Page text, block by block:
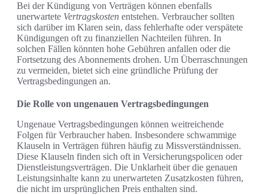
Bei der Kündigung von Verträgen können ebenfalls
unerwartete Vertragskosten entstehen. Verbraucher sollten
sich darüber im Klaren sein, dass fehlerhafte oder verspätete
Kündigungen oft zu finanziellen Nachteilen führen. In
solchen Fällen könnten hohe Gebühren anfallen oder die
Fortsetzung des Abonnements drohen. Um Überraschnungen
zu vermeiden, bietet sich eine gründliche Prüfung der
Vertragsbedingungen an.
Die Rolle von ungenauen Vertragsbedingungen
Ungenaue Vertragsbedingungen können weitreichende
Folgen für Verbraucher haben. Insbesondere schwammige
Klauseln in Verträgen führen häufig zu Missverständnissen.
Diese Klauseln finden sich oft in Versicherungspolicen oder
Dienstleistungsverträgen. Die Unklarheit über die genauen
Leistungsinhalte kann zu unerwarteten Zusatzkosten führen,
die nicht im ursprünglichen Preis enthalten sind.